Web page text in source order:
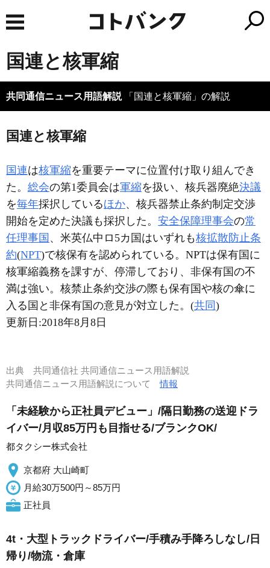
国連と核軍縮
共同通信ニュース用語解説「国連と核軍縮」の解説
国連と核軍縮
国連は核軍縮を重要テーマに位置付け取り組んでき
た。 総会の第1委員会は軍縮を扱い、核兵器廃絶決議
を毎年採択しているほか、核兵器禁止条約制定交渉
開始を定めた決議も採択した。 安全保障理事会の常
任理事国 、米英仏中ロ5カ国はいずれも核拡散防止条
約(NPT)で核保有を認められている。NPTは保有国に
核軍縮義務を課すが、停滞しており、非保有国の不
満は強い。核禁止条約交渉の際も保有国や核の傘に
入る国と非保有国の意見が対立した。(共同 )
更新日:2018年8月8日
出典 共同通信社 共同通信ニュース用語解説
共同通信ニュース用語解説について情報
「未経験から正社員デビュー」/隔日勤務の送迎ドラ
イバー/月収85万円も目指せる/ブランクOK/
都タクシー株式会社
京都府 大山崎町
月給30万500円～85万円
正社員
4t・大型トラックドライバー/手積み手降ろしなし/日
帰り/物流・倉庫